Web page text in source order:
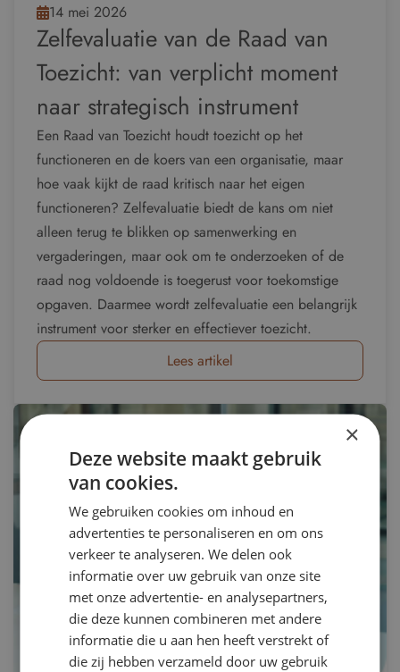
14 mei 2026
Zelfevaluatie van de Raad van
Toezicht: van verplicht moment
naar strategisch instrument
Een Raad van Toezicht houdt toezicht op het
functioneren en de koers van een organisatie, maar
hoe vaak kijkt de raad kritisch naar het eigen
functioneren? Zelfevaluatie biedt de kans om niet
alleen terug te blikken op samenwerking en
vergaderingen, maar ook om te onderzoeken of de
raad nog voldoende is toegerust voor toekomstige
opgaven. Daarmee wordt zelfevaluatie een belangrijk
instrument voor sterker en effectiever toezicht.
Lees artikel
×
Deze website maakt gebruik
van cookies.
We gebruiken cookies om inhoud en
advertenties te personaliseren en om ons
verkeer te analyseren. We delen ook
informatie over uw gebruik van onze site
met onze advertentie- en analysepartners,
die deze kunnen combineren met andere
informatie die u aan hen heeft verstrekt of
die zij hebben verzameld door uw gebruik